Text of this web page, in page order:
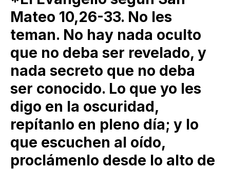
Mateo 10,26-33. No les
teman. No hay nada oculto
que no deba ser revelado, y
nada secreto que no deba
ser conocido. Lo que yo les
digo en la oscuridad,
repítanlo en pleno día; y lo
que escuchen al oído,
proclámenlo desde lo alto de